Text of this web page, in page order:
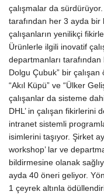
çalışmalar da
tarafından her 3 ayda bir
çalışanların yenilikçi
Ürünlerle ilgili inovatif
departmanları
Dolgu Çubuk” bir
“Akıl Küpü” ve “Ülker
çalışanlar da sisteme
DHL’ in çalışan fikirlerini
intranet sistemli
isimlerini taşıyor. Şirket
workshop’ lar ve
bildirmesine olanak
ayda 40 öneri geliyor.
1 çeyrek altınla